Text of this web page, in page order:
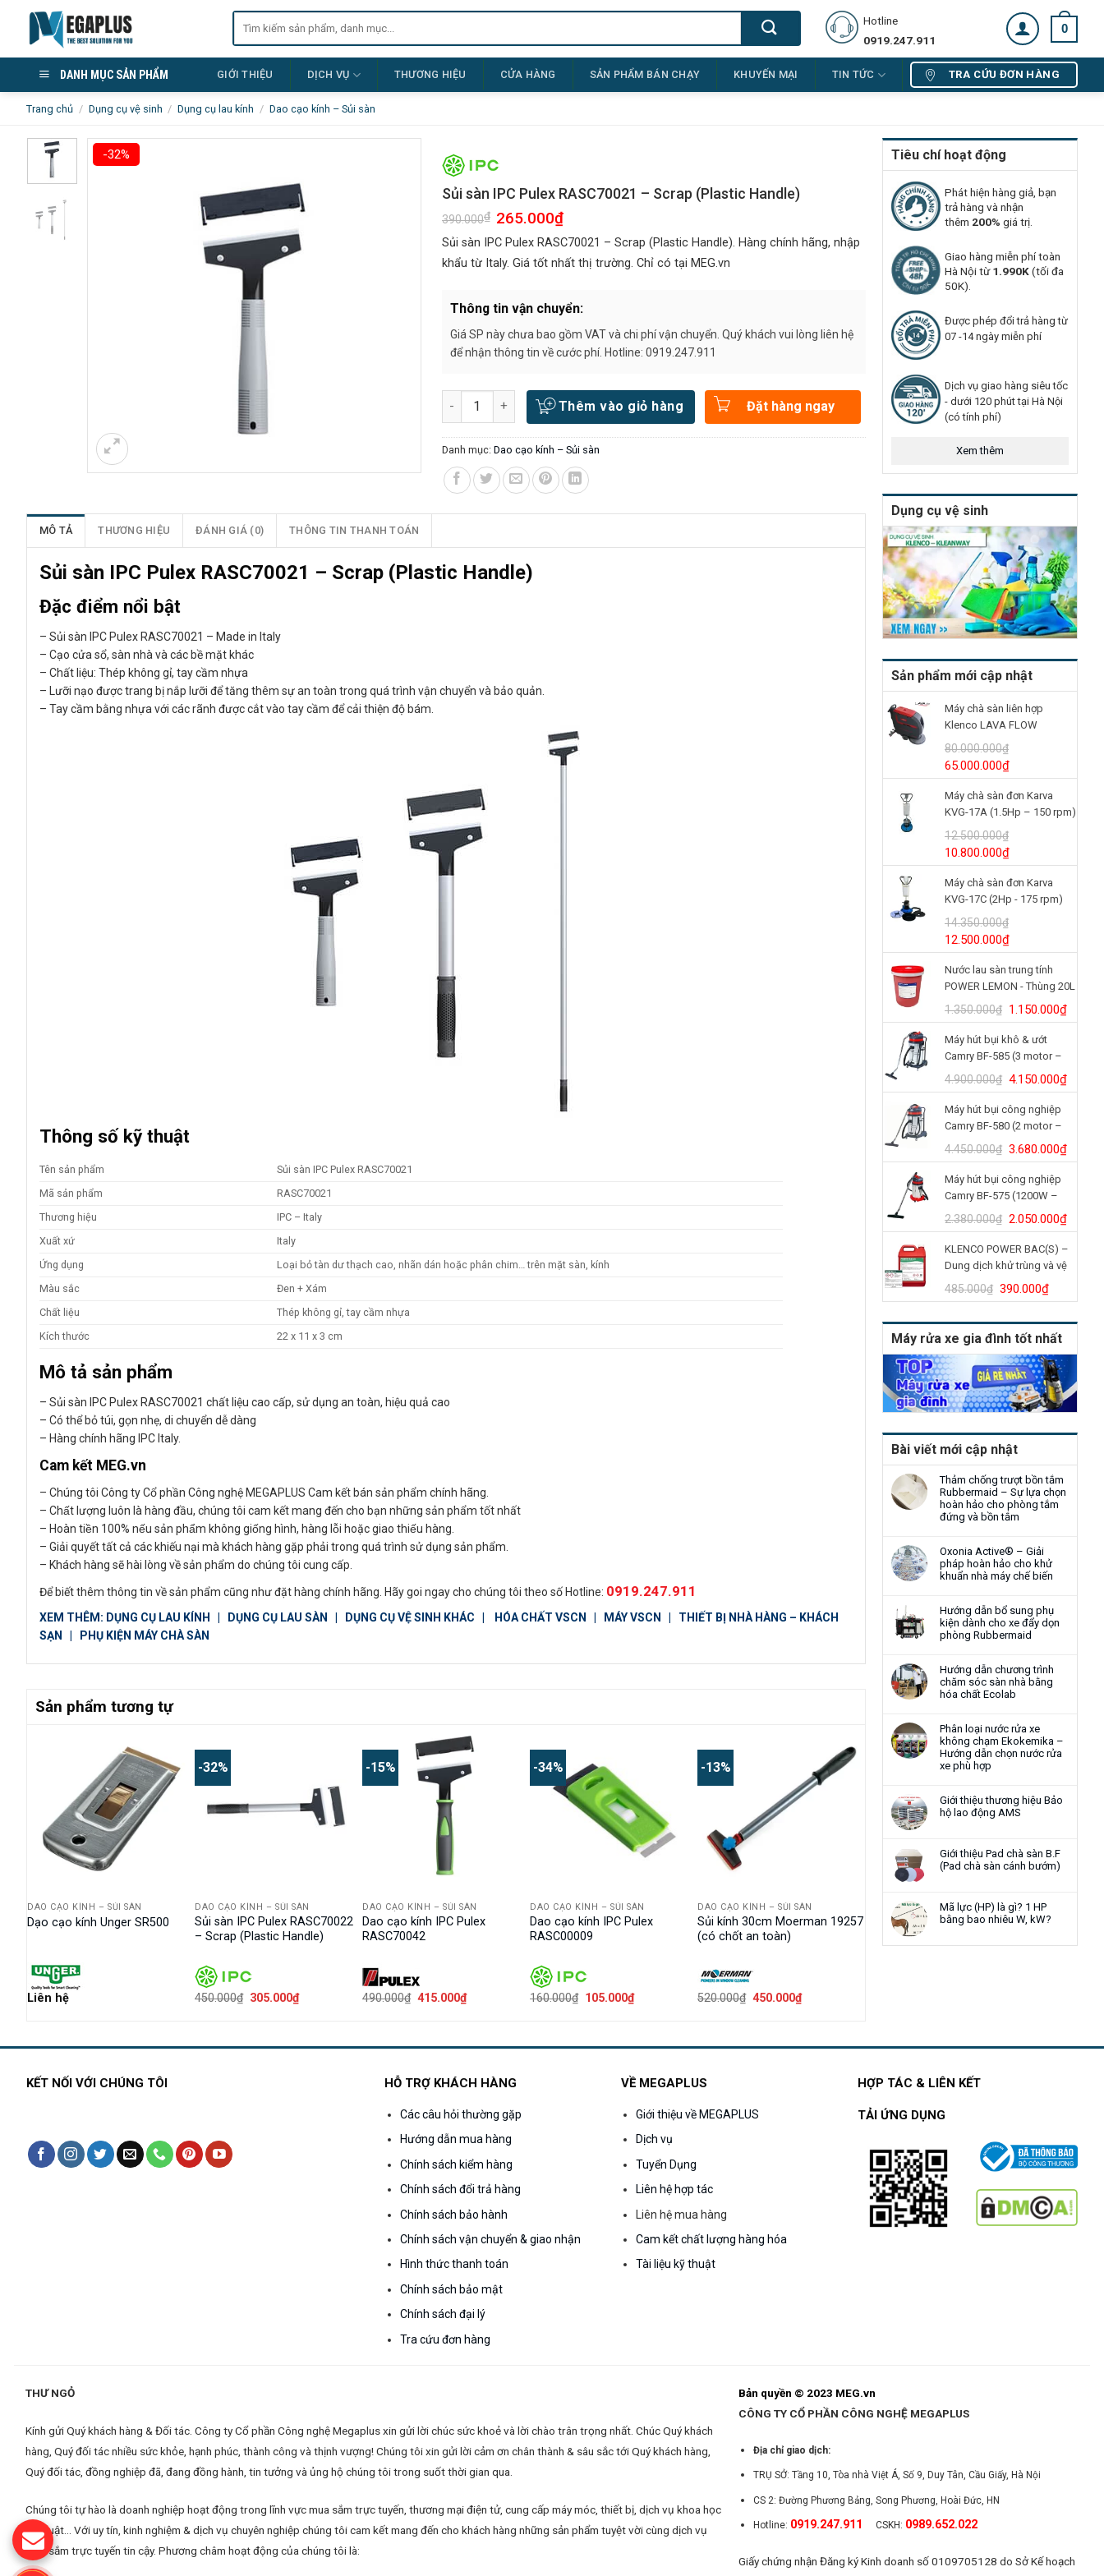
content
Tìm
Hotline
0919.247.911
0
DANH MỤC SẢN PHẨM GIỚI THIỆU DỊCH VỤ THƯƠNG HIỆU CỬA HÀNG SẢN PHẨM BÁN CHẠY KHUYẾN MẠI TIN TỨC TRA CỨU ĐƠN HÀNG
Trang chủ / Dụng cụ vệ sinh / Dụng cụ lau kính / Dao cạo kính – Sủi sàn
Tiêu chí hoạt động
Phát hiện hàng giả, bạn
trả hàng và nhận
thêm 200% giá trị.
Giao hàng miễn phí toàn
Hà Nội từ1.990K(tối đa
50K).
Được phép đổi trả hàng từ
07 -14 ngày miễn phí
Dịch vụ giao hàng siêu tốc
- dưới 120 phút tại Hà Nội
(có tính phí)
Xem thêm
Dụng cụ vệ sinh
Sản phẩm mới cập nhật
Máy chà sàn liên hợp
Klenco LAVA FLOW
(24V/125Ah)
80.000.000₫
Giá
gốc
là:
80.000.000₫.
65.000.000₫Giá
hiện
tại
là:
Máy chà sàn đơn Karva
KVG-17A (1.5Hp – 150 rpm)
12.500.000₫
Giá
gốc
là:
12.500.000₫.
10.800.000₫Giá
hiện
tại
là:
Máy chà sàn đơn Karva
KVG-17C (2Hp - 175 rpm)
14.350.000₫
Giá
gốc
là:
14.350.000₫.
12.500.000₫Giá
hiện
tại
là:
12.500.000₫.
Nước lau sàn trung tính
POWER LEMON - Thùng 20L
1.350.000₫ Giá
gốc
là:
1.350.000₫.
1.150.000₫Giá
hiện
Máy hút bụi khô & ướt
Camry BF-585 (3 motor –
80L)
4.900.000₫ Giá
gốc
là:
4.900.000₫.
4.150.000₫Giá
hiện
Máy hút bụi công nghiệp
Camry BF-580 (2 motor –
70L)
4.450.000₫ Giá
gốc
là:
4.450.000₫.
3.680.000₫Giá
hiện
Máy hút bụi công nghiệp
Camry BF-575 (1200W –
30L)
2.380.000₫ Giá
gốc
là:
2.380.000₫.
2.050.000₫Giá
hiện
tại
là:
KLENCO POWER BAC(S) –
Dung dịch khử trùng và vệ
sinh bồn cầu (Can 5L)
485.000₫ Giá
gốc
là:
485.000₫.
390.000₫Giá
hiện
tại
là:
Máy rửa xe gia đình tốt nhất
Bài viết mới cập nhật
Thảm chống trượt bồn tắm
Rubbermaid – Sự lựa chọn
hoàn hảo cho phòng tắm
đứng và bồn tắm
Oxonia Active® – Giải
pháp hoàn hảo cho khử
khuẩn nhà máy chế biến
Hướng dẫn bổ sung phụ
kiện dành cho xe đẩy dọn
phòng Rubbermaid
Hướng dẫn chương trình
chăm sóc sàn nhà bằng
hóa chất Ecolab
Phân loại nước rửa xe
không chạm Ekokemika –
Hướng dẫn chọn nước rửa
xe phù hợp
Giới thiệu thương hiệu Bảo
hộ lao động AMS
Giới thiệu Pad chà sàn B.F
(Pad chà sàn cánh bướm)
Mã lực (HP) là gì? 1 HP
bằng bao nhiêu W, kW?
-32%
Sủi sàn IPC Pulex RASC70021 – Scrap (Plastic Handle)
390.000₫ Giá
gốc
là:
390.000₫.
265.000₫Giá
tại
là:
265.000₫.
Sủi sàn IPC Pulex RASC70021 – Scrap (Plastic Handle). Hàng chính hãng, nhập
khẩu từ Italy. Giá tốt nhất thị trường. Chỉ có tại MEG.vn
Thông tin vận chuyển:
Giá SP này chưa bao gồm VAT và chi phí vận chuyển. Quý khách vui lòng liên hệ
để nhận thông tin về cước phí. Hotline: 0919.247.911
Số lượng Thêm vào giỏ hàng Đặt hàng ngay
Danh mục: Dao cạo kính – Sủi sàn
MÔ TẢ THƯƠNG HIỆU ĐÁNH GIÁ (0) THÔNG TIN THANH TOÁN
Sủi sàn IPC Pulex RASC70021 – Scrap (Plastic Handle)
Đặc điểm nổi bật
– Sủi sàn IPC Pulex RASC70021 – Made in Italy
– Cạo cửa sổ, sàn nhà và các bề mặt khác
– Chất liệu: Thép không gỉ, tay cầm nhựa
– Lưỡi nạo được trang bị nắp lưỡi để tăng thêm sự an toàn trong quá trình vận chuyển và bảo quản.
– Tay cầm bằng nhựa với các rãnh được cắt vào tay cầm để cải thiện độ bám.
Thông số kỹ thuật
Tên sản phẩm
Sủi sàn IPC Pulex RASC70021
Mã sản phẩm
RASC70021
Thương hiệu
IPC – Italy
Xuất xứ
Italy
Ứng dụng
Loại bỏ tàn dư thạch cao, nhãn dán hoặc phân chim… trên mặt sàn, kính
Màu sắc
Đen + Xám
Chất liệu
Thép không gỉ, tay cầm nhựa
Kích thước
22 x 11 x 3 cm
Mô tả sản phẩm
– Sủi sàn IPC Pulex RASC70021 chất liệu cao cấp, sử dụng an toàn, hiệu quả cao
– Có thể bỏ túi, gọn nhẹ, di chuyển dễ dàng
– Hàng chính hãng IPC Italy.
Cam kết MEG.vn
– Chúng tôi Công ty Cổ phần Công nghệ MEGAPLUS Cam kết bán sản phẩm chính hãng.
– Chất lượng luôn là hàng đầu, chúng tôi cam kết mang đến cho bạn những sản phẩm tốt nhất
– Hoàn tiền 100% nếu sản phẩm không giống hình, hàng lỗi hoặc giao thiếu hàng.
– Giải quyết tất cả các khiếu nại mà khách hàng gặp phải trong quá trình sử dụng sản phẩm.
– Khách hàng sẽ hài lòng về sản phẩm do chúng tôi cung cấp.
Để biết thêm thông tin về sản phẩm cũng như đặt hàng chính hãng. Hãy goi ngay cho chúng tôi theo số Hotline: 0919.247.911
XEM THÊM: DỤNG CỤ LAU KÍNH DỤNG CỤ LAU SÀN DỤNG CỤ VỆ SINH KHÁC HÓA CHẤT VSCN MÁY VSCN
THIẾT BỊ NHÀ HÀNG – KHÁCH
SẠN
PHỤ KIỆN MÁY CHÀ SÀN
Sản phẩm tương tự
DAO CẠO KÍNH – SỦI SÀN
Dạo cạo kính Unger SR500
Liên hệ
-32%
DAO CẠO KÍNH – SỦI SÀN
Sủi sàn IPC Pulex RASC70022
– Scrap (Plastic Handle)
450.000₫ Giá
305.000₫Giá
hiện
305.000₫.
-15%
DAO CẠO KÍNH – SỦI SÀN
Dao cạo kính IPC Pulex
RASC70042
490.000₫ Giá
415.000₫Giá
hiện
415.000₫.
-34%
DAO CẠO KÍNH – SỦI SÀN
Dao cạo kính IPC Pulex
RASC00009
160.000₫ Giá
105.000₫Giá
hiện
105.000₫.
-13%
DAO CẠO KÍNH – SỦI SÀN
Sủi kính 30cm Moerman 19257
(có chốt an toàn)
520.000₫ Giá
450.000₫Giá
hiện
450.000₫.
KẾT NỐI VỚI CHÚNG TÔI HỖ TRỢ KHÁCH HÀNG
Các câu hỏi thường gặp
Hướng dẫn mua hàng
Chính sách kiểm hàng
Chính sách đổi trả hàng
Chính sách bảo hành
Chính sách vận chuyển & giao nhận
Hình thức thanh toán
Chính sách bảo mật
Chính sách đại lý
Tra cứu đơn hàng
VỀ MEGAPLUS
Giới thiệu về MEGAPLUS
Dịch vụ
Tuyển Dụng
Liên hệ hợp tác
Liên hệ mua hàng
Cam kết chất lượng hàng hóa
Tài liệu kỹ thuật
HỢP TÁC & LIÊN KẾT
TẢI ỨNG DỤNG
THƯ NGỎ
Kính gửi Quý khách hàng & Đối tác. Công ty Cổ phần Công nghệ Megaplus xin gửi lời chúc sức khoẻ và lời chào trân trọng nhất. Chúc Quý khách
hàng, Quý đối tác nhiều sức khỏe, hạnh phúc, thành công và thịnh vượng! Chúng tôi xin gửi lời cảm ơn chân thành & sâu sắc tới Quý khách hàng,
Quý đối tác, đồng nghiệp đã, đang đồng hành, tin tưởng và ủng hộ chúng tôi trong suốt thời gian qua.
Chúng tôi tự hào là doanh nghiệp hoạt động trong lĩnh vực mua sắm trực tuyến, thương mại điện tử, cung cấp máy móc, thiết bị, dịch vụ khoa học
kỹ thuật... Với uy tín, kinh nghiệm & dịch vụ chuyên nghiệp chúng tôi cam kết mang đến cho khách hàng những sản phẩm tuyệt vời cùng dịch vụ
mua sắm trực tuyến tin cậy. Phương châm hoạt động của chúng tôi là:
Bản quyền © 2023 MEG.vn
CÔNG TY CỔ PHẦN CÔNG NGHỆ MEGAPLUS
Địa chỉ giao dịch:
TRỤ SỞ: Tầng 10, Tòa nhà Việt Á, Số 9, Duy Tân, Cầu Giấy, Hà Nội
CS 2: Đường Phương Bảng, Song Phương, Hoài Đức, HN
Hotline: 0919.247.911CSKH: 0989.652.022
Giấy chứng nhận Đăng ký Kinh doanh số 0109705128 do Sở Kế hoạch